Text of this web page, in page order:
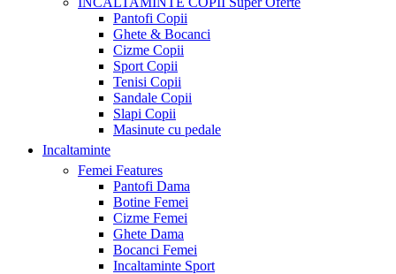
Pantofi Copii
Ghete & Bocanci
Cizme Copii
Sport Copii
Tenisi Copii
Sandale Copii
Slapi Copii
Masinute cu pedale
Incaltaminte
Femei Features
Pantofi Dama
Botine Femei
Cizme Femei
Ghete Dama
Bocanci Femei
Incaltaminte Sport